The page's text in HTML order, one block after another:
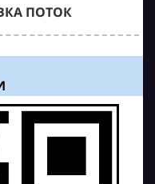
ПОТОК